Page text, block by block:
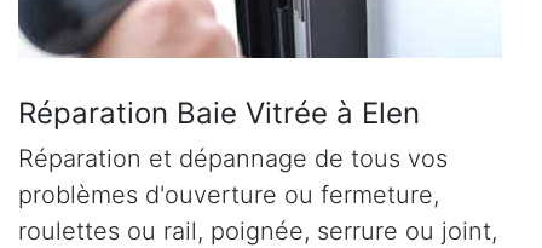
Réparation Baie Vitrée à Elen
Réparation et dépannage de tous vos
problèmes d'ouverture ou fermeture,
roulettes ou rail, poignée, serrure ou joint,